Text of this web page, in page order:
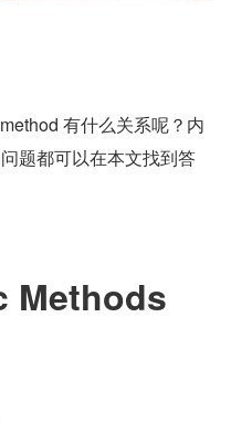
有什么关系呢？内
题都可以在本文找到答
Methods